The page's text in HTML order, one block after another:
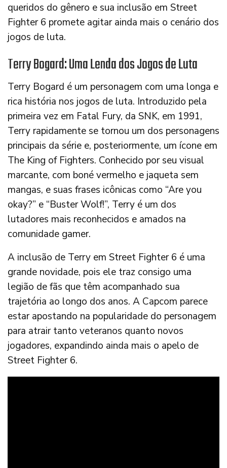
queridos do gênero e sua inclusão em Street
Fighter 6 promete agitar ainda mais o cenário dos
jogos de luta.
Terry Bogard: Uma Lenda dos Jogos de Luta
Terry Bogard é um personagem com uma longa e
rica história nos jogos de luta. Introduzido pela
primeira vez em Fatal Fury, da SNK, em 1991,
Terry rapidamente se tornou um dos personagens
principais da série e, posteriormente, um ícone em
The King of Fighters. Conhecido por seu visual
marcante, com boné vermelho e jaqueta sem
mangas, e suas frases icônicas como “Are you
okay?” e “Buster Wolf!”, Terry é um dos
lutadores mais reconhecidos e amados na
comunidade gamer.
A inclusão de Terry em Street Fighter 6 é uma
grande novidade, pois ele traz consigo uma
legião de fãs que têm acompanhado sua
trajetória ao longo dos anos. A Capcom parece
estar apostando na popularidade do personagem
para atrair tanto veteranos quanto novos
jogadores, expandindo ainda mais o apelo de
Street Fighter 6.